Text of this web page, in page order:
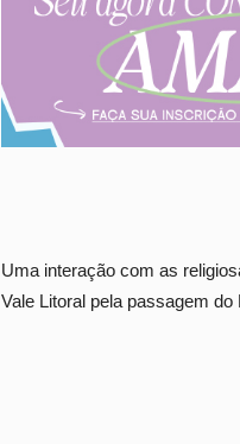
Uma interação com as
Vale Litoral pela passagem